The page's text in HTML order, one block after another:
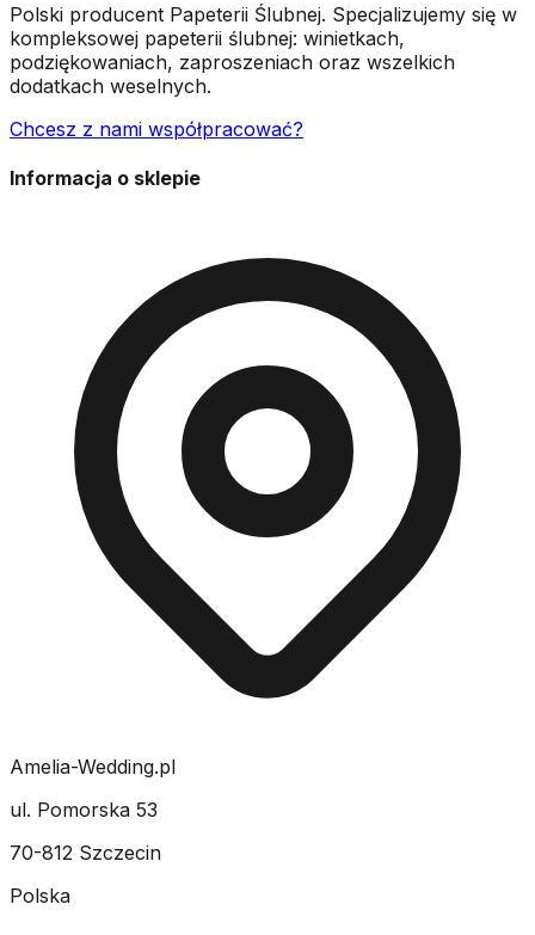
Polski producent Papeterii Ślubnej. Specjalizujemy się w
kompleksowej papeterii ślubnej: winietkach,
podziękowaniach, zaproszeniach oraz wszelkich
dodatkach weselnych.
Chcesz z nami współpracować?
Informacja o sklepie
Amelia-Wedding.pl
ul. Pomorska 53
70-812 Szczecin
Polska